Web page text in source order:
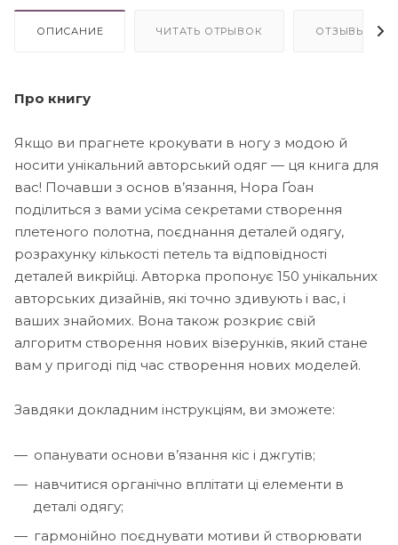
ОПИСАНИЕ ЧИТАТЬ ОТРЫВОК ОТЗЫВЫ(2)
Про книгу
Якщо ви прагнете крокувати в ногу з модою й
носити унікальний авторський одяг — ця книга для
вас! Почавши з основ в’язання, Нора Ґоан
поділиться з вами усіма секретами створення
плетеного полотна, поєднання деталей одягу,
розрахунку кількості петель та відповідності
деталей викрійці. Авторка пропонує 150 унікальних
авторських дизайнів, які точно здивують і вас, і
ваших знайомих. Вона також розкриє свій
алгоритм створення нових візерунків, який стане
вам у пригоді під час створення нових моделей.
Завдяки докладним інструкціям, ви зможете:
опанувати основи в’язання кіс і джгутів;
навчитися органічно вплітати ці елементи в
деталі одягу;
гармонійно поєднувати мотиви й створювати